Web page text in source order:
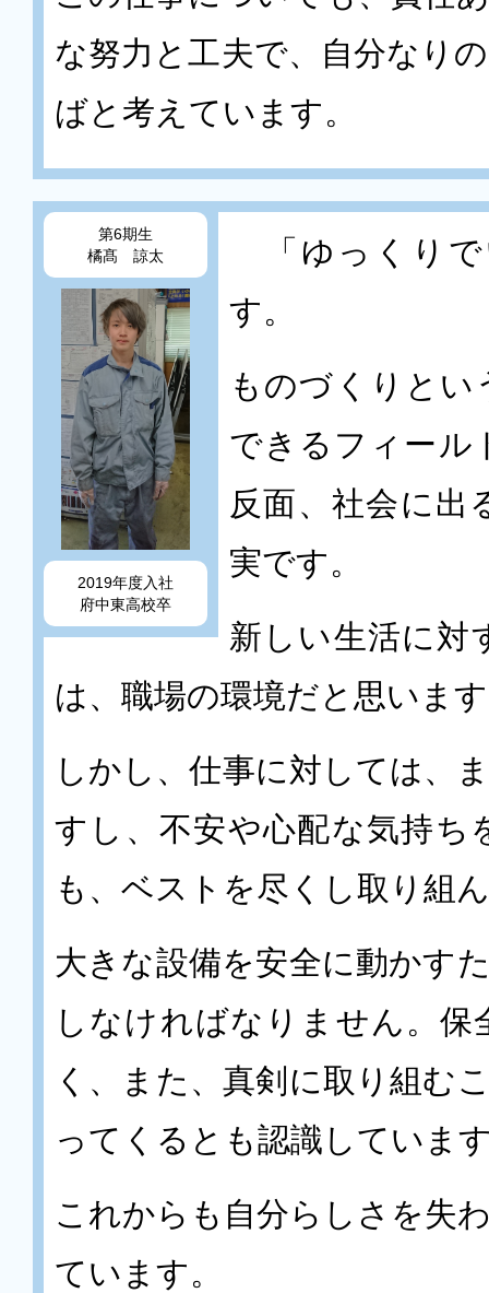
な努力と工夫で、自分なり
ばと考えています。
第6期生
橘髙 諒太
2019年度入社
府中東高校卒
「ゆっくりで
す。
ものづくりとい
できるフィール
反面、社会に出
実です。
新しい生活に対
は、職場の環境だと思いま
しかし、仕事に対しては、
すし、不安や心配な気持ち
も、ベストを尽くし取り組
大きな設備を安全に動かす
しなければなりません。
く、また、真剣に取り組む
ってくるとも認識していま
これからも自分らしさを失
ています。